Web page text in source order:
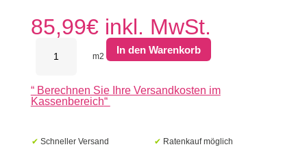
85,99€ inkl. MwSt.
GeoCeramica
Natural
Grey
m2
In den Warenkorb
“ Berechnen Sie Ihre Versandkosten im
Kassenbereich“
✔ Schneller Versand ✔ Ratenkauf möglich